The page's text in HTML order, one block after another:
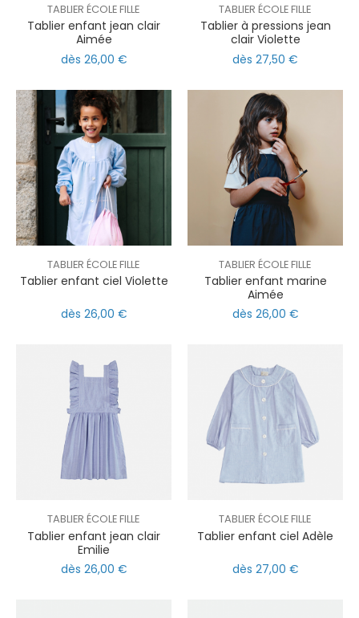
TABLIER ÉCOLE FILLE
Tablier enfant jean clair
Aimée
dès 26,00 €
TABLIER ÉCOLE FILLE
Tablier à pressions jean
clair Violette
dès 27,50 €
TABLIER ÉCOLE FILLE
Tablier enfant ciel Violette
dès 26,00 €
TABLIER ÉCOLE FILLE
Tablier enfant marine
Aimée
dès 26,00 €
TABLIER ÉCOLE FILLE
Tablier enfant jean clair
Emilie
dès 26,00 €
TABLIER ÉCOLE FILLE
Tablier enfant ciel Adèle
dès 27,00 €